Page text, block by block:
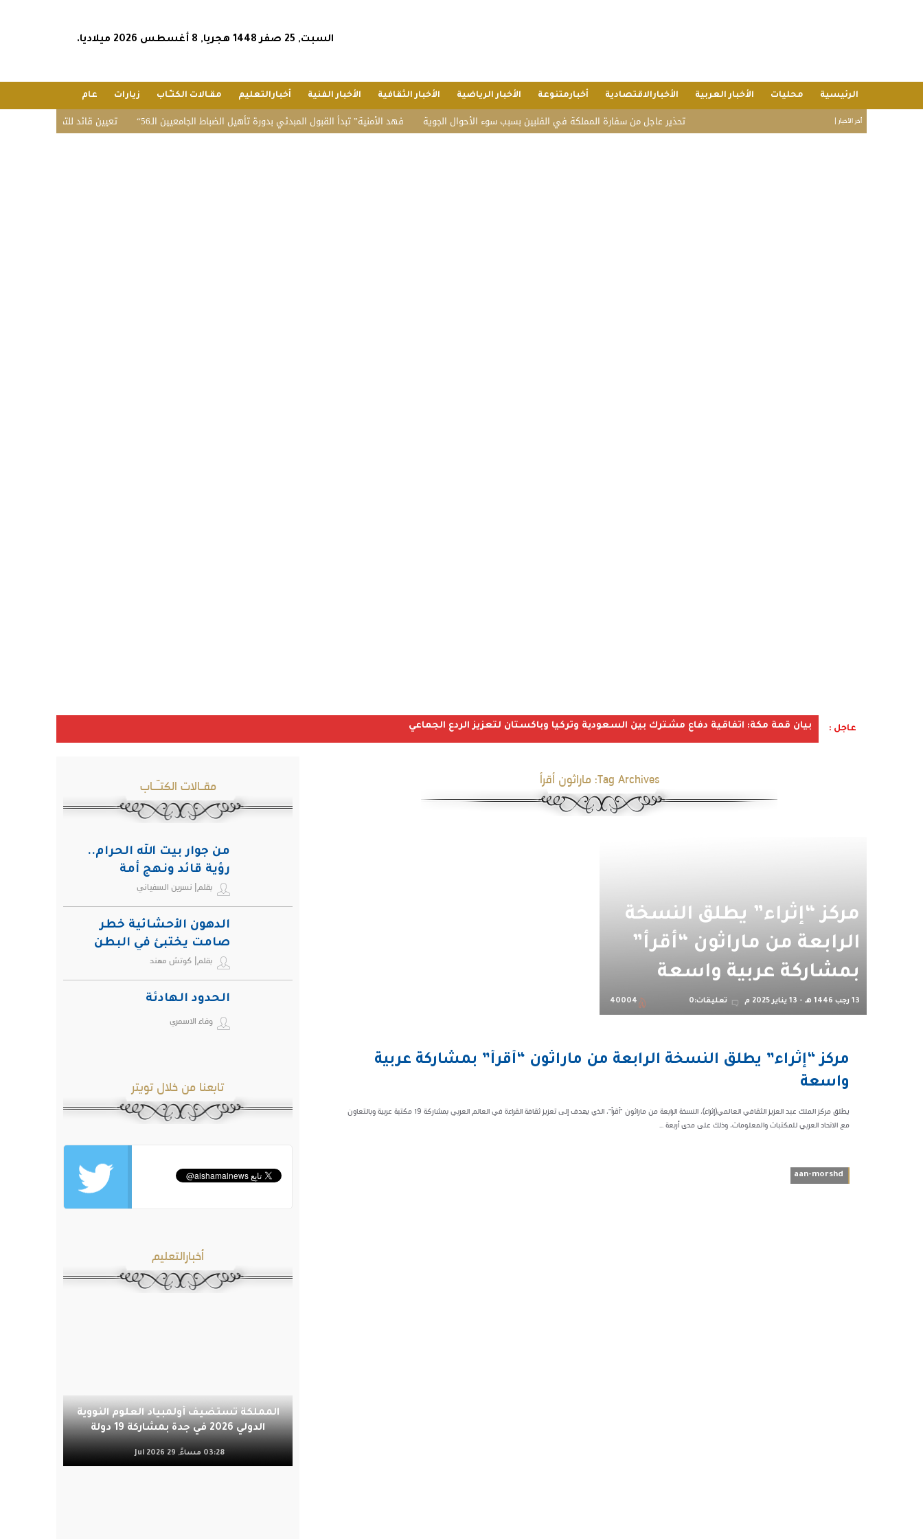
السبت, 25 صفر 1448 هجريا, 8 أغسطس 2026 ميلاديا.
الرئيسية محليات الأخبار العربية الأخبارالاقتصادية أخبارمتنوعة الأخبار الرياضية الأخبار الثقافية الأخبار الفنية أخبارالتعليم مقـالات الكتـّـاب زيارات عام
أخر الأخبار | تعيين قائد للتحالف البحري الدفاعي “فهد الأمنية” تبدأ القبول المبدئي بدورة تأهيل الضباط الجامعيين الـ56 تحذير عاجل من سفارة المملكة في الفلبين بسبب سوء الأحوال الجوية
عاجل : بيان قمة مكة: اتفاقية دفاع مشترك بين السعودية وتركيا وباكستان لتعزيز الردع الجماعي
Tag Archives: ماراثون أقرأ
مركز “إثراء” يطلق النسخة
الرابعة من ماراثون “أقرأ”
بمشاركة عربية واسعة
13 رجب 1446 هـ - 13 يناير 2025 م تعليقات:0 40004
مركز “إثراء” يطلق النسخة الرابعة من ماراثون “أقرأ” بمشاركة عربية
واسعة
يطلق مركز الملك عبد العزيز الثقافي العالمي(إثراء)، النسخة الرابعة من ماراثون "أقرأ"، الذي يهدف إلى تعزيز ثقافة القراءة في العالم العربي بمشاركة 19 مكتبة عربية وبالتعاون
مع الاتحاد العربي للمكتبات والمعلومات، وذلك على مدى أربعة ...
aan-morshd
مقـالات الكتـّـاب
من جوار بيت الله الحرام..
رؤية قائد ونهج أمة
بقلم| نسرين السفياني
الدهون الأحشائية خطر
صامت يختبئ في البطن
ويهدد صحة الإنسان
بقلم| كوتش مهند
الحدود الهادئة
وفاء الاسمري
تابعنا من خلال تويتر
أخبارالتعليم
المملكة تستضيف أولمبياد العلوم النووية
الدولي 2026 في جدة بمشاركة 19 دولة
03:28 مساءً, 29 Jul 2026